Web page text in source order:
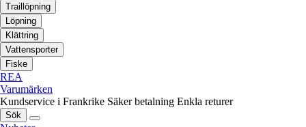
Traillöpning
Löpning
Klättring
Vattensporter
Fiske
REA
Varumärken
Kundservice i Frankrike Säker betalning Enkla returer
Sök